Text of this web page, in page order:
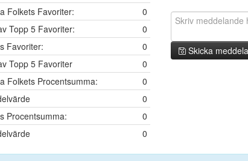
Folkets Favoriter:
0
Topp 5 Favoriter:
0
Favoriter:
0
Topp 5 Favoriter
0
Folkets Procentsumma:
0
0
Procentsumma:
0
0
Skicka